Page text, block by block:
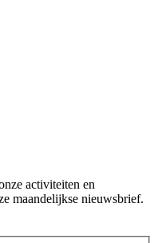
activiteiten en
maandelijkse nieuwsbrief.